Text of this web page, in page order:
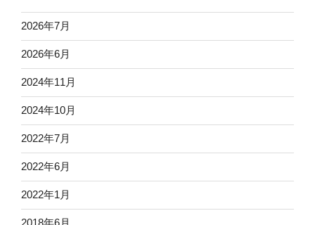
2026年7月
2026年6月
2024年11月
2024年10月
2022年7月
2022年6月
2022年1月